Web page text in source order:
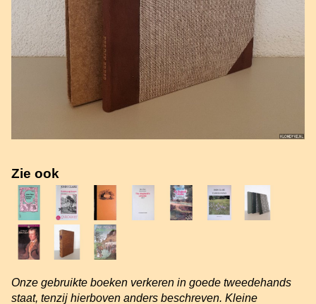
Zie ook
Onze gebruikte boeken verkeren in goede tweedehands
staat, tenzij hierboven anders beschreven. Kleine